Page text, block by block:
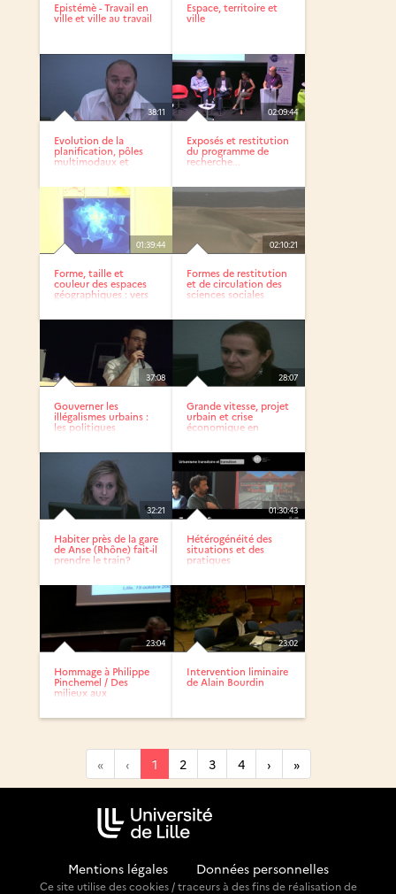
Epistémè - Travail en
ville et ville au travail
Espace, territoire et
ville
38:11
Evolution de la
planification, pôles
multimodaux et
02:09:44
Exposés et restitution
du programme de
recherche...
01:39:44
Forme, taille et
couleur des espaces
géographiques : vers
02:10:21
Formes de restitution
et de circulation des
sciences sociales
37:08
Gouverner les
illégalismes urbains :
les politiques
28:07
Grande vitesse, projet
urbain et crise
économique en
32:21
Habiter près de la gare
de Anse (Rhône) fait-il
prendre le train?
01:30:43
Hétérogénéité des
situations et des
pratiques
23:04
Hommage à Philippe
Pinchemel / Des
milieux aux
23:02
Intervention liminaire
de Alain Bourdin
« ‹ 1 2 3 4 › »
Mentions légales Données personnelles
Ce site utilise des cookies / traceurs à des fins de réalisation de